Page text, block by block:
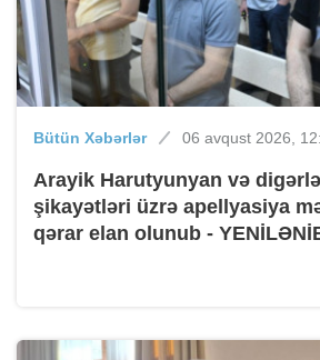
Bütün Xəbərlər 06 avqust 2026,
Arayik Harutyunyan və
şikayətləri üzrə apellyasiya
qərar elan olunub -